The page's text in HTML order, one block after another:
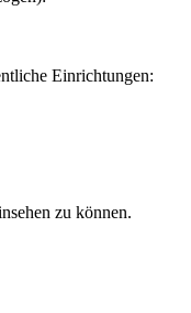
Einrichtungen:
zu können.